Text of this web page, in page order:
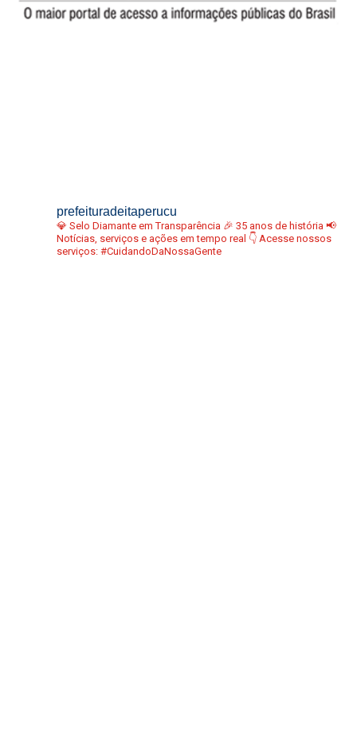
prefeituradeitaperucu
💎 Selo Diamante em Transparência 🎉 35 anos de história 📢
Notícias, serviços e ações em tempo real 👇 Acesse nossos
serviços: #CuidandoDaNossaGente